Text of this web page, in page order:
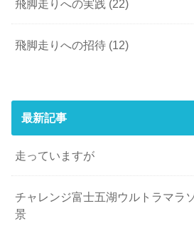
飛脚走りへの実践 (22)
飛脚走りへの招待 (12)
最新記事
走っていますが
チャレンジ富士五湖ウルトラマラ
景